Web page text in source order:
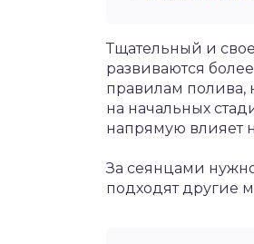
Тщательный и
развиваются
правилам полива,
на начальных
напрямую влияет
За сеянцами
подходят другие